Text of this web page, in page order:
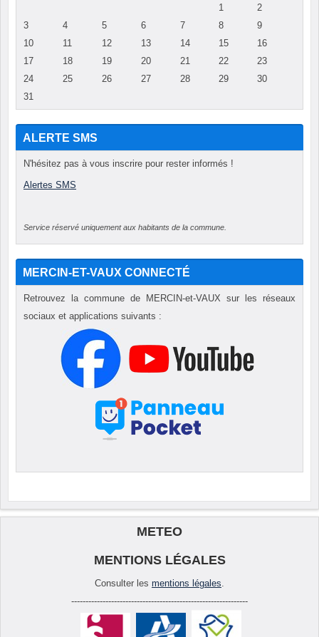
1
2
3
4 5 6 7 8
9
10
11 12 13 14 15
16
17
18 19 20 21 22
23
24
25 26 27 28 29
30
31
ALERTE SMS
N'hésitez pas à vous inscrire pour rester informés !
Alertes SMS
Service réservé uniquement aux habitants de la commune.
MERCIN-ET-VAUX CONNECTÉ
Retrouvez la commune de MERCIN-et-VAUX sur les réseaux
sociaux et applications suivants :
METEO
MENTIONS LÉGALES
Consulter les mentions légales.
--------------------------------------------------------------